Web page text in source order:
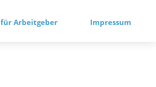
für Arbeitgeber Impressum